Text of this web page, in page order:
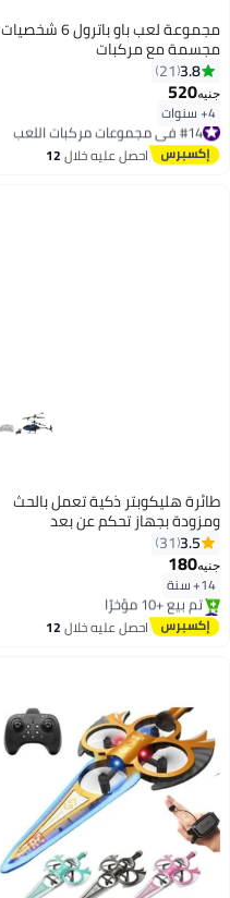
مجموعة لعب باو باترول 6 شخصيات
مجسمة مع مركبات
3.8
21
جنيه520
4+ سنوات #14 في مجموعات مركبات اللعب
توصيل مجاني
#14 في مجموعات مركبات اللعب احصل عليه خلال12
طائرة هليكوبتر ذكية تعمل بالحث
ومزودة بجهاز تحكم عن بعد
3.5
31
جنيه180
14+ سنة
#2 في الهوايات
توصيل مجاني
تم بيع +10 مؤخرًا
احصل عليه خلال12